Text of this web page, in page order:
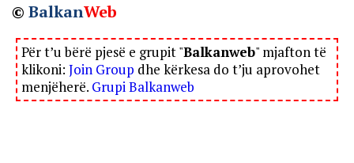
© BalkanWeb
Për t’u bërë pjesë e grupit "Balkanweb" mjafton të
klikoni: Join Group dhe kërkesa do t’ju aprovohet
menjëherë. Grupi Balkanweb